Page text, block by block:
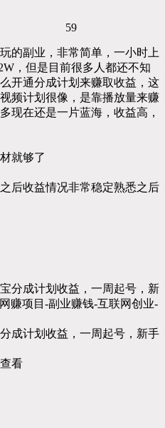
59
的副业，非常简单，一小时上
，但是目前很多人都还不知
开通分成计划来赚取收益，这
频计划很像，是靠播放量来赚
现在还是一片蓝海，收益高，
就够了
后收益情况非常稳定熟悉之后
成计划收益，一周起号，新手
看